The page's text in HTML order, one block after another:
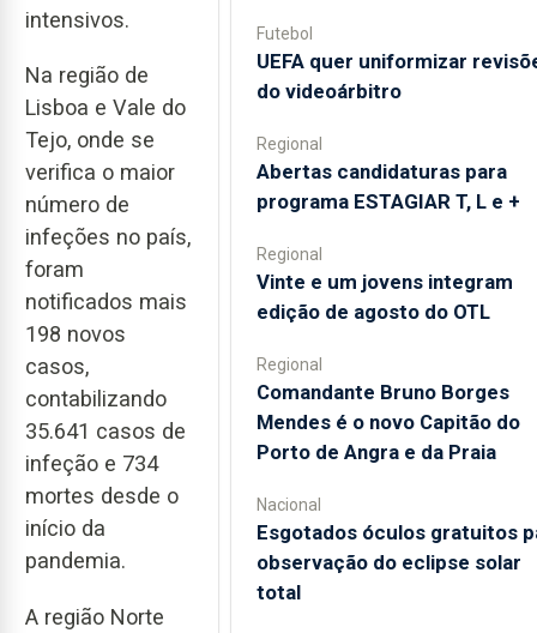
intensivos.
Na região de
Lisboa e Vale do
Tejo, onde se
verifica o maior
número de
infeções no país,
foram
notificados mais
198 novos
casos,
contabilizando
35.641 casos de
infeção e 734
mortes desde o
início da
pandemia.
A região Norte
Futebol
UEFA quer uniformizar
do videoárbitro
Regional
Abertas candidaturas para
programa ESTAGIAR T, L e +
Regional
Vinte e um jovens integram
edição de agosto do OTL
Regional
Comandante Bruno Borges
Mendes é o novo Capitão do
Porto de Angra e da Praia
Nacional
Esgotados óculos gratuitos
observação do eclipse solar
total